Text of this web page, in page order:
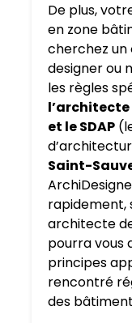
De plus,
en zone
cherchez
designer ou
les règles
et le SDAP
Saint-
rapidement,
architecte
pourra vous
principes
rencontré
des